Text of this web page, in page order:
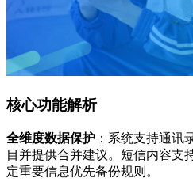
核心功能解析
全维度数据保护 ：系统支持通讯
目并提供合并建议。短信内容支
定重要信息优先备份规则。